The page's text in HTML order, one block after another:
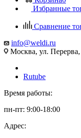
Избранные
Сравнение
info@weldi.ru
Москва, ул.
Rutube
Время работы:
пн-пт: 9:00-18:00
Адрес: